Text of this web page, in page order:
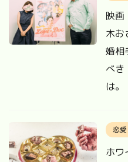
映画
木お
婚相
べき
は。
恋愛
ホワ